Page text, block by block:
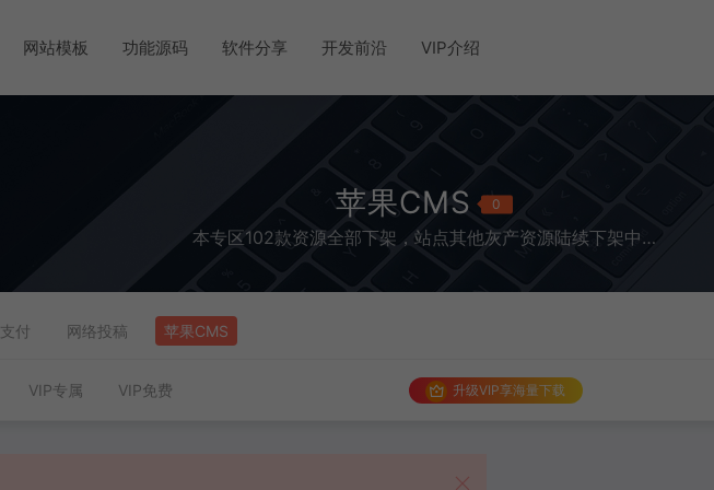
网站模板 功能源码 软件分享 开发前沿 VIP介绍
苹果CMS 0
本专区102款资源全部下架，站点其他灰产资源陆续下架中…
支付 网络投稿 苹果CMS
VIP专属 VIP免费 升级VIP享海量下载